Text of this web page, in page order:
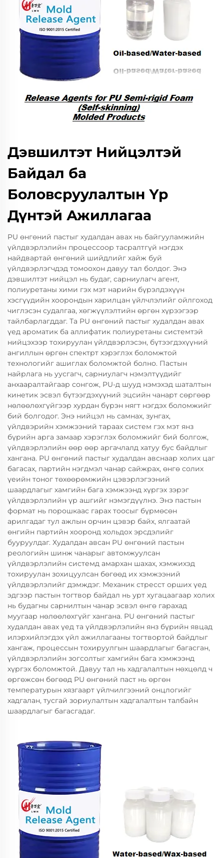
Дэвшилтэт Нийцэлтэй
Байдал ба
Боловсруулалтын Үр
Дүнтэй Ажиллагаа
PU өнгөний пастыг худалдан авах нь байгууламжийн
үйлдвэрлэлийн процессоор тасралтгүй нэгдэх
найдвартай өнгөний шийдлийг хайж буй
үйлдвэрлэгчдэд томоохон давуу тал болдог. Энэ
дэвшилтэт нийцэл нь будаг, сарниулагч агент,
полиуретаны хими гэх мэт нарийн бүрэлдэхүүн
хэсгүүдийн хоорондын харилцан үйлчлэлийг ойлгоход
чиглэсэн судалгаа, хөгжүүлэлтийн өргөн хүрээгээр
тайлбарлагддаг. Та PU өнгөний пастыг худалдан авах
үед ароматик ба аллифатик полиуретаны системтэй
нийцэхээр тохируулан үйлдвэрлэсэн, бүтээгдэхүүний
ангиллын өргөн спектрт хэрэглэх боломжтой
технологийг ашиглах боломжтой болно. Пастын
найрлага нь уусгагч, сарниулагч нэмэлтүүдийг
анхааралтайгаар сонгож, PU-д шууд нэмэхэд шаталтын
кинетик эсвэл бүтээгдэхүүний эцсийн чанарт сөргөөр
нөлөөлөхгүйгээр хурдан бүрэн нягт нэгдэх боломжийг
бий болгодог. Энэ нийцэл нь самнах, зунгах,
үйлдвэрийн хэмжээний тараах систем гэх мэт янз
бүрийн арга замаар хэрэглэх боломжийг бий болгож,
үйлдвэрлэлийн өөр өөр аргачлалд хатуу бус байдлыг
хангана. PU өнгөний пастыг худалдан авснаар холих цаг
багасах, партийн нэгдмэл чанар сайжрах, өнгө солих
үеийн тоног төхөөрөмжийн цэвэрлэгээний
шаардлагыг хамгийн бага хэмжээнд хүргэх зэрэг
үйлдвэрлэлийн үр ашгийг нэмэгдүүлнэ. Энэ пастын
формат нь порошкаас гарах тоосыг бүрмөсөн
арилгадаг тул ажлын орчин цэвэр байх, ялгаатай
өнгийн партийн хооронд хольдох эрсдэлийг
бууруулдаг. Худалдан авсан PU өнгөний пастын
реологийн шинж чанарыг автомжуулсан
үйлдвэрлэлийн системд амархан шахах, хэмжихэд
тохируулан зохицуулсан бөгөөд их хэмжээний
үйлдвэрлэлийг дэмждэг. Механик стресст орших үед
эдгээр пастын тогтвор байдал нь урт хугацаагаар холих
нь будагны сарнилтын чанар эсвэл өнгө гарахад
муугаар нөлөөлөхгүйг хангана. PU өнгөний пастыг
худалдан авах үед та үйлдвэрлэлийн янз бүрийн явцад
илэрхийлэгдэх үйл ажиллагааны тогтвортой байдлыг
хангаж, процессын тохируулгын шаардлагыг багасган,
үйлдвэрлэлийн зогсолтыг хамгийн бага хэмжээнд
хүргэх боломжтой. Давуу тал нь хадгалалтын нөхцөлд ч
өргөжсөн бөгөөд PU өнгөний паст нь өргөн
температурын хязгаарт үйлчилгээний онцлогийг
хадгалан, тусгай зориулалтын хадгалалтын талбайн
шаардлагыг багасгадаг.